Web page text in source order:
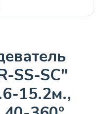
SS-SC"
15.2м.,